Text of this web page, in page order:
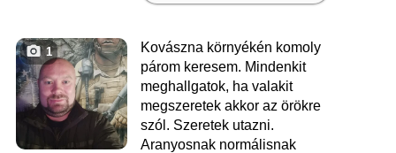
1
Kovászna környékén komoly
párom keresem. Mindenkit
meghallgatok, ha valakit
megszeretek akkor az örökre
szól. Szeretek utazni.
Aranyosnak normálisnak